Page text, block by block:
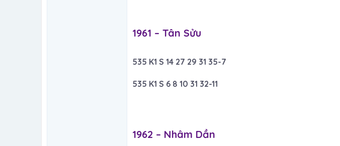
1961 – Tân Sửu​
535 K1 S 14 27 29 31 35-7
535 K1 S 6 8 10 31 32-11
1962 – Nhâm Dần​